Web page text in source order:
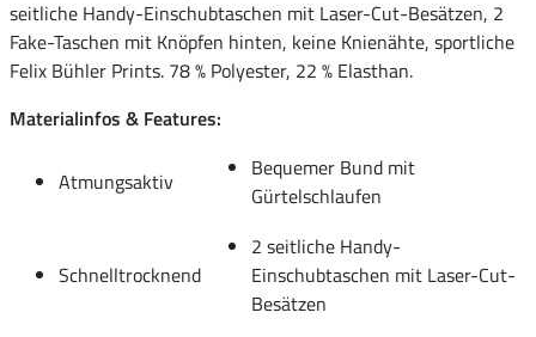
seitliche Handy-Einschubtaschen mit Laser-Cut-Besätzen, 2
Fake-Taschen mit Knöpfen hinten, keine Knienähte, sportliche
Felix Bühler Prints. 78 % Polyester, 22 % Elasthan.
Materialinfos & Features:
Atmungsaktiv
Bequemer Bund mit
Gürtelschlaufen
Schnelltrocknend
2 seitliche Handy-
Einschubtaschen mit Laser-Cut-
Besätzen